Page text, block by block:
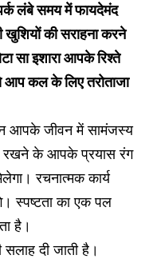
लंबे समय में फायदेमंद
खुशियों की सराहना करने
सा इशारा आपके रिश्ते
कल के लिए तरोताजा
आपके जीवन में सामंजस्य
रखने के आपके प्रयास रंग
रचनात्मक कार्य
स्पष्टता का एक पल
है।
दी जाती है।